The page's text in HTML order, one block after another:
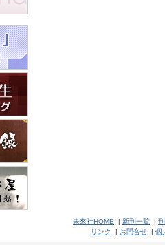
未來社HOME | 新刊一覧 |
リンク
| お問合せ | 個